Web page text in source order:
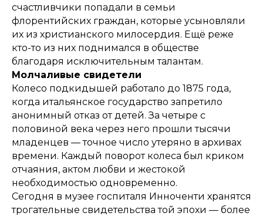
счастливчики попадали в семьи
флорентийских граждан, которые усыновляли
их из христианского милосердия. Ещё реже
кто-то из них поднимался в обществе
благодаря исключительным талантам.
Молчаливые свидетели
Колесо подкидышей работало до 1875 года,
когда итальянское государство запретило
анонимный отказ от детей. За четыре с
половиной века через него прошли тысячи
младенцев — точное число утеряно в архивах
времени. Каждый поворот колеса был криком
отчаяния, актом любви и жестокой
необходимостью одновременно.
Сегодня в музее госпиталя Инноченти хранятся
трогательные свидетельства той эпохи — более